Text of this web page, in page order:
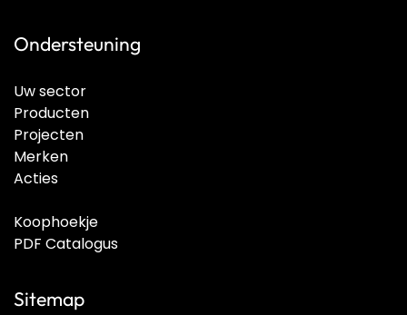
Ondersteuning
Uw sector
Producten
Projecten
Merken
Acties
Koophoekje
PDF Catalogus
Sitemap